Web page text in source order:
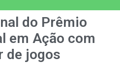
do Prêmio
em Ação com
de jogos